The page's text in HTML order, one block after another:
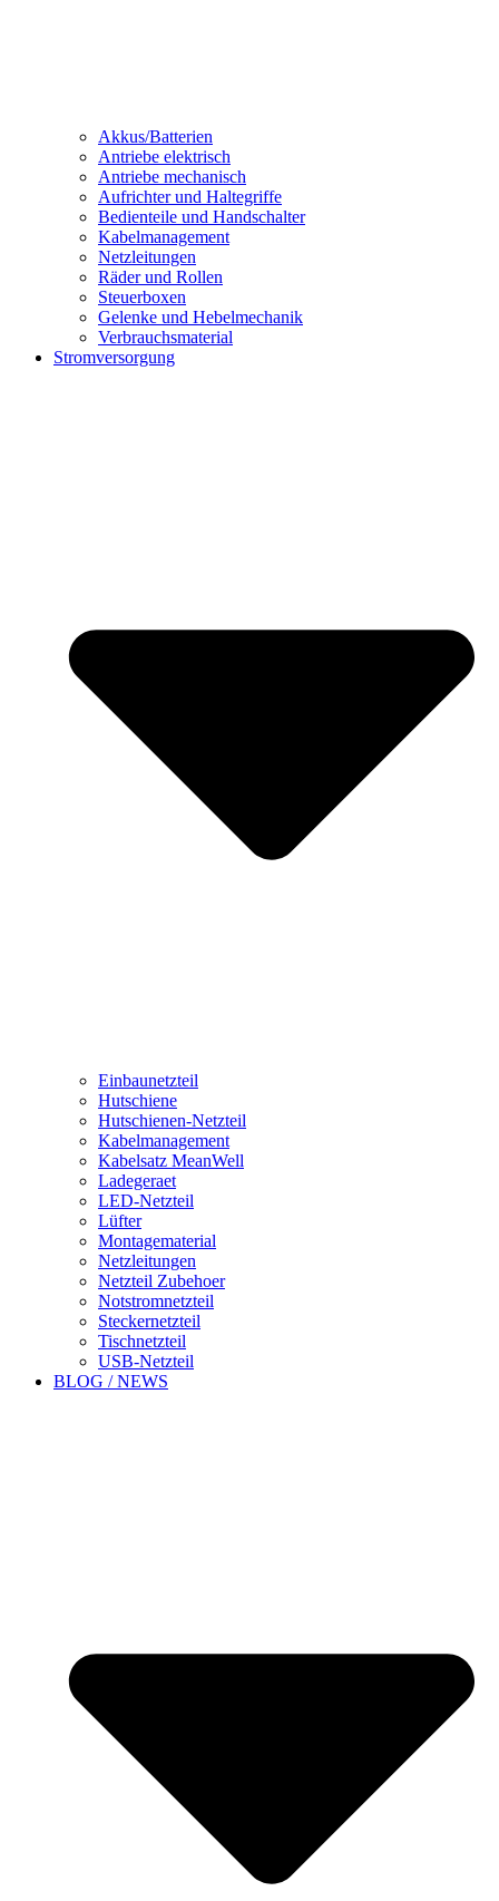
Akkus/Batterien
Antriebe elektrisch
Antriebe mechanisch
Aufrichter und Haltegriffe
Bedienteile und Handschalter
Kabelmanagement
Netzleitungen
Räder und Rollen
Steuerboxen
Gelenke und Hebelmechanik
Verbrauchsmaterial
Stromversorgung
Einbaunetzteil
Hutschiene
Hutschienen-Netzteil
Kabelmanagement
Kabelsatz MeanWell
Ladegeraet
LED-Netzteil
Lüfter
Montagematerial
Netzleitungen
Netzteil Zubehoer
Notstromnetzteil
Steckernetzteil
Tischnetzteil
USB-Netzteil
BLOG / NEWS